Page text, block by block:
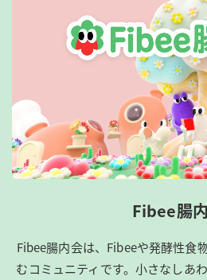
Fibee腸
Fibee腸内会は、​Fibeeや発酵性食
むコミュニティです。​小さなしあ